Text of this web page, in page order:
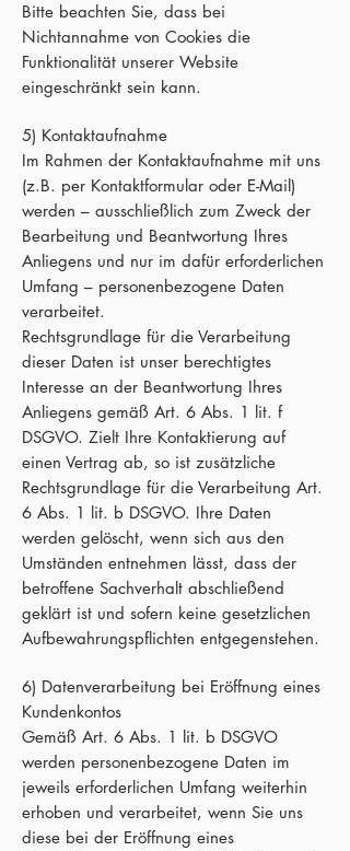
Bitte beachten Sie, dass bei
Nichtannahme von Cookies die
Funktionalität unserer Website
eingeschränkt sein kann.
5) Kontaktaufnahme
Im Rahmen der Kontaktaufnahme mit uns
(z.B. per Kontaktformular oder E-Mail)
werden – ausschließlich zum Zweck der
Bearbeitung und Beantwortung Ihres
Anliegens und nur im dafür erforderlichen
Umfang – personenbezogene Daten
verarbeitet.
Rechtsgrundlage für die Verarbeitung
dieser Daten ist unser berechtigtes
Interesse an der Beantwortung Ihres
Anliegens gemäß Art. 6 Abs. 1 lit. f
DSGVO. Zielt Ihre Kontaktierung auf
einen Vertrag ab, so ist zusätzliche
Rechtsgrundlage für die Verarbeitung Art.
6 Abs. 1 lit. b DSGVO. Ihre Daten
werden gelöscht, wenn sich aus den
Umständen entnehmen lässt, dass der
betroffene Sachverhalt abschließend
geklärt ist und sofern keine gesetzlichen
Aufbewahrungspflichten entgegenstehen.
6) Datenverarbeitung bei Eröffnung eines
Kundenkontos
Gemäß Art. 6 Abs. 1 lit. b DSGVO
werden personenbezogene Daten im
jeweils erforderlichen Umfang weiterhin
erhoben und verarbeitet, wenn Sie uns
diese bei der Eröffnung eines